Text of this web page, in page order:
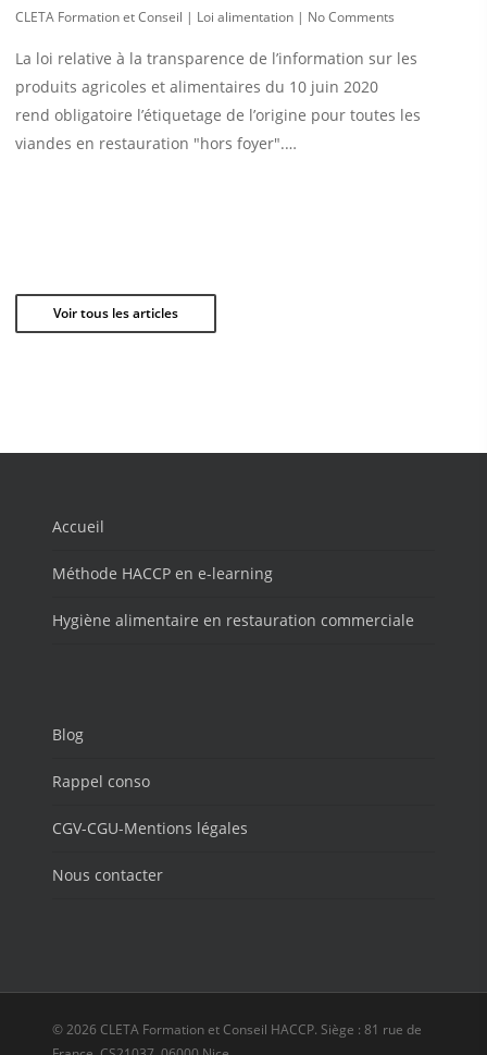
CLETA Formation et Conseil | Loi alimentation | No Comments
La loi relative à la transparence de l’information sur les
produits agricoles et alimentaires du 10 juin 2020
rend obligatoire l’étiquetage de l’origine pour toutes les
viandes en restauration "hors foyer".…
Voir tous les articles
Accueil
Méthode HACCP en e-learning
Hygiène alimentaire en restauration commerciale
Blog
Rappel conso
CGV-CGU-Mentions légales
Nous contacter
© 2026 CLETA Formation et Conseil HACCP. Siège : 81 rue de